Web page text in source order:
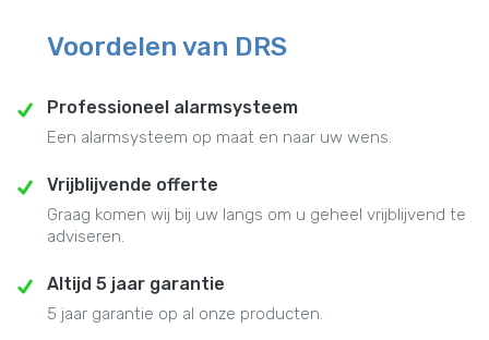
Voordelen van DRS
Professioneel alarmsysteem
Een alarmsysteem op maat en naar uw wens.
Vrijblijvende offerte
Graag komen wij bij uw langs om u geheel vrijblijvend te
adviseren.
Altijd 5 jaar garantie
5 jaar garantie op al onze producten.